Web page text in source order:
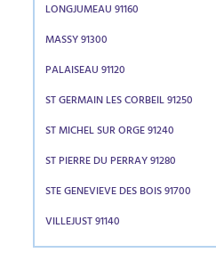
LONGJUMEAU 91160
MASSY 91300
PALAISEAU 91120
ST GERMAIN LES CORBEIL 91250
ST MICHEL SUR ORGE 91240
ST PIERRE DU PERRAY 91280
STE GENEVIEVE DES BOIS 91700
VILLEJUST 91140